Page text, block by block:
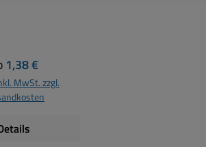
125V
8 x 9 x
(BxTxH)
Preis:
1,38 €
MwSt. zzgl.